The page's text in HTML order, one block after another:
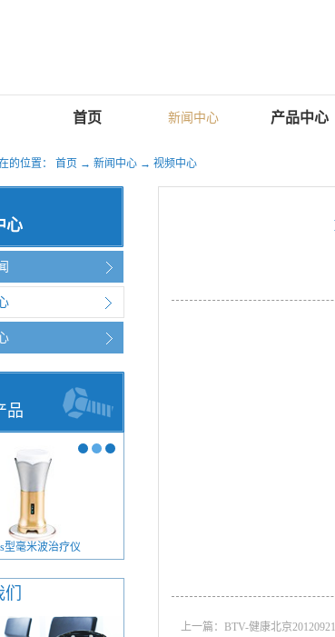
首页 新闻中心 产品中心
的位置： 首页 → 新闻中心 → 视频中心
心
品
型毫米波治疗仪
上一篇： BTV-健康北京